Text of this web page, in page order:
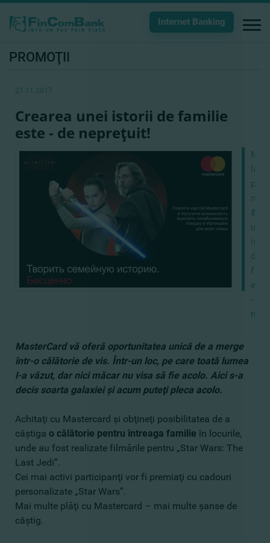
Internet Banking
PROMOŢII
21.11.2017
Crearea unei istorii de familie
este - de nepreţuit!
unei
de
este
- de
MasterCard vă oferă oportunitatea unică de a merge
într-o călătorie de vis. Într-un loc, pe care toată lumea
l-a văzut, dar nici măcar nu visa să fie acolo. Aici s-a
decis soarta galaxiei şi acum puteţi pleca acolo.
Achitaţi cu Mastercard şi obţineţi posibilitatea de a
câştiga o călătorie pentru întreaga familie în locurile,
unde au fost realizate filmările pentru „Star Wars: The
Last Jedi”.
Cei mai activi participanţi vor fi premiaţi cu cadouri
personalizate „Star Wars”.
Mai multe plăţi cu Mastercard – mai multe şanse de
câştig.